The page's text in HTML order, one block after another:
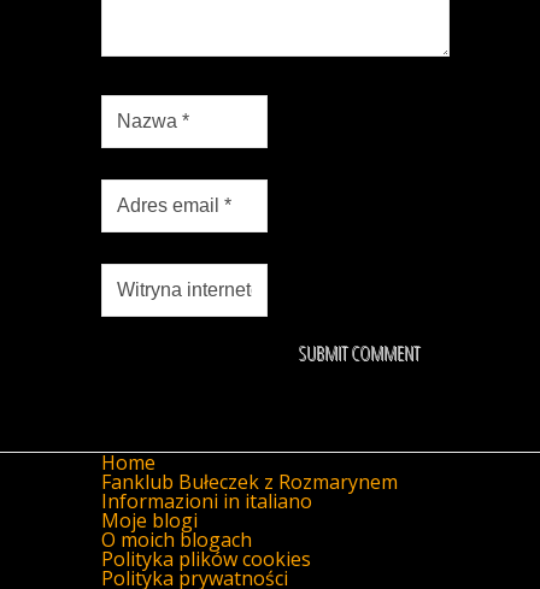
Home
Fanklub Bułeczek z Rozmarynem
Informazioni in italiano
Moje blogi
O moich blogach
Polityka plików cookies
Polityka prywatności